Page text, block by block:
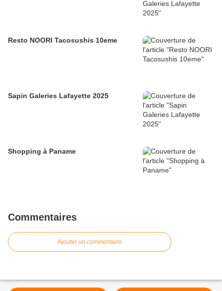
Resto NOORI Tacosushis 10eme
Sapin Galeries Lafayette 2025
Shopping à Paname
Commentaires
Ajouter un commentaire